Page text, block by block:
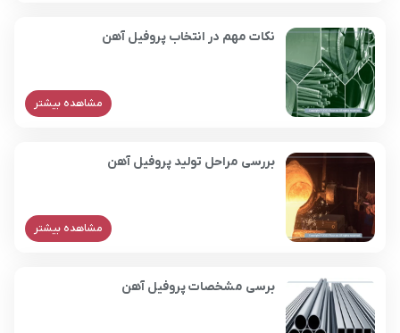
نکات مهم در انتخاب پروفیل آهن
مشاهده بیشتر
بررسی مراحل تولید پروفیل آهن
مشاهده بیشتر
برسی مشخصات پروفیل آهن